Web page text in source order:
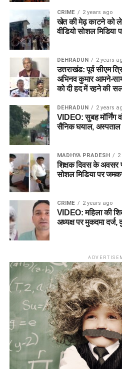
CRIME 2 years ago
खेत की मेढ़ काटने को
वीडियो सोशल
DEHRADUN 2 years
उत्तराखंड: पूर्व सीएम
अभिनव कुमार आमने-
को दी हद में रहने की
DEHRADUN 2 years
VIDEO: सुबह मॉर्निंग
सैनिक घयाल, अस्पताल
MADHYA PRADESH 2
शिक्षक दिवस के अवसर
सोशल मिडिया पर
CRIME 2 years ago
VIDEO: महिला की
अध्यक्ष पर मुकदमा दर्ज,